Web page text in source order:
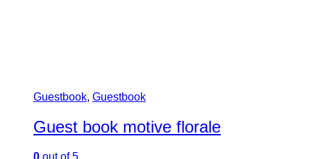
Guestbook, Guestbook
Guest book motive florale
0 out of 5